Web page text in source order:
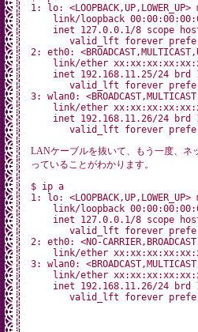
1: lo:
link/loopback
inet 127.0.0.1/8 scope
valid_lft forever
2: eth0:
link/ether
inet 192.168.11.25/24 brd
valid_lft forever
3: wlan0:
link/ether
inet 192.168.11.26/24 brd
LANケーブルを抜いて、もう一度、ネ
っていることがわかります。
$ ip a
1: lo:
link/loopback
inet 127.0.0.1/8 scope
valid_lft forever
2: eth0: <NO-
link/ether
3: wlan0:
link/ether
inet 192.168.11.26/24 brd